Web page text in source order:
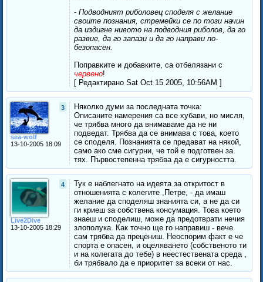
- Подводният риболовец споделя с желание
своите познания, стремейки се по този начин
да издигне нивото на подводния риболов, да го
развие, да го запази и да го направи по-
безопасен.
Поправките и добавките, са отбелязани с
червено!
[ Редактирано Sat Oct 15 2005, 10:56AM ]
3
sea-wolf
13-10-2005 18:09
Няколко думи за последната точка:
Описаните намерения са все хубави, но мисля,
че трябва много да внимаваме да не ни
подведат. Трябва да се внимава с това, което
се споделя. Познанията се предават на някой,
само ако сме сигурни, че той е подготвен за
тях. Първостепенна трябва да е сигурността.
4
Live2Dive
13-10-2005 18:29
Тук е наблегнато на идеята за откритост в
отношенията с колегите ,Петре, - да имаш
желание да споделяш знанията си, а не да си
ги криеш за собствена консумация. Това което
знаеш и споделиш, може да предотврати нечия
злополука. Как точно ще го направиш - вече
сам трябва да прецениш. Неоспорим факт е че
спорта е опасен, и оцеляването (собственото ти
и на колегата до тебе) в неестествената среда ,
би трябвало да е приоритет за всеки от нас.